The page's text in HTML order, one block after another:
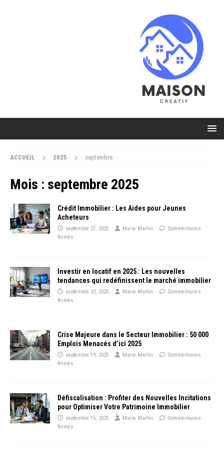
ACCUEIL 2025 septembre
Mois : septembre 2025
Crédit Immobilier : Les Aides pour Jeunes
Acheteurs
septembre 27, 2025 Marie Martin
Commentaires
fermés
Investir en locatif en 2025 : Les nouvelles
tendances qui redéfinissent le marché immobilier
septembre 23, 2025 Marie Martin
Commentaires
fermés
Crise Majeure dans le Secteur Immobilier : 50 000
Emplois Menacés d’ici 2025
septembre 19, 2025 Marie Martin
Commentaires
fermés
Défiscalisation : Profiter des Nouvelles Incitations
pour Optimiser Votre Patrimoine Immobilier
septembre 15, 2025 Marie Martin
Commentaires
fermés